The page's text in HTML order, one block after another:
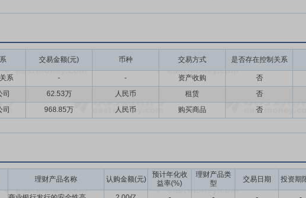
交易金额(元) 币种 交易方式 是否存在控制关系
系 - - 资产收购 否
司 62.53万 人民币 租赁 否
司 968.85万 人民币 购买商品 否
理财产品名称 认购金额(元)
预计年化收
益率(%)
理财产品类
型
交易日期 投资期